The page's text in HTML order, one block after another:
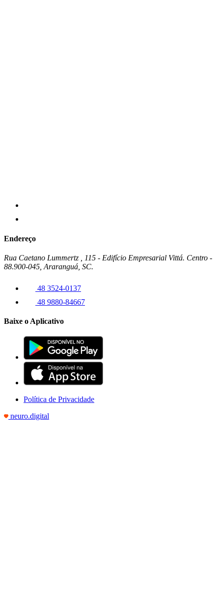
Endereço
Rua Caetano Lummertz , 115 - Edifício Empresarial Vittá. Centro -
88.900-045, Araranguá, SC.
48 3524-0137
48 9880-84667
Baixe o Aplicativo
Política de Privacidade
neuro.digital